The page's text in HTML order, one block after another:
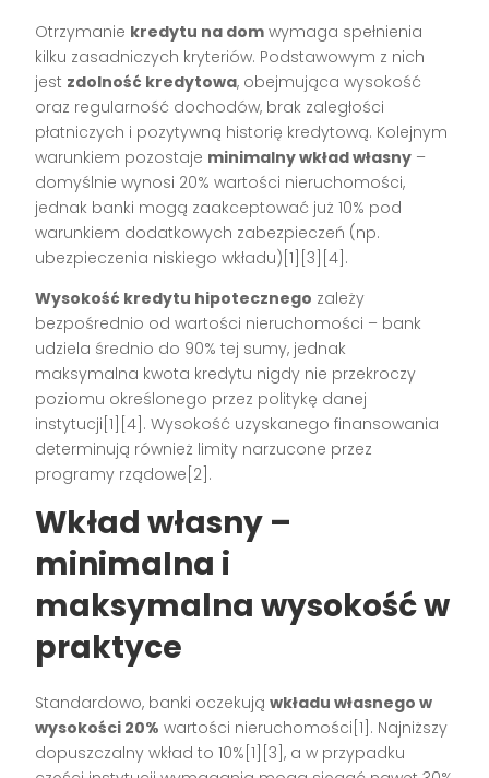
Otrzymanie kredytu na dom wymaga spełnienia
kilku zasadniczych kryteriów. Podstawowym z nich
jest zdolność kredytowa, obejmująca wysokość
oraz regularność dochodów, brak zaległości
płatniczych i pozytywną historię kredytową. Kolejnym
warunkiem pozostaje minimalny wkład własny –
domyślnie wynosi 20% wartości nieruchomości,
jednak banki mogą zaakceptować już 10% pod
warunkiem dodatkowych zabezpieczeń (np.
ubezpieczenia niskiego wkładu)[1][3][4].
Wysokość kredytu hipotecznego zależy
bezpośrednio od wartości nieruchomości – bank
udziela średnio do 90% tej sumy, jednak
maksymalna kwota kredytu nigdy nie przekroczy
poziomu określonego przez politykę danej
instytucji[1][4]. Wysokość uzyskanego finansowania
determinują również limity narzucone przez
programy rządowe[2].
Wkład własny –
minimalna i
maksymalna wysokość w
praktyce
Standardowo, banki oczekująwkładu własnego w
wysokości 20% wartości nieruchomości[1]. Najniższy
dopuszczalny wkład to 10%[1][3], a w przypadku